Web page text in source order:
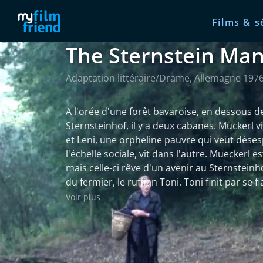
Films &
The Sternstein
Adaptation littéraire/Drame, Allemagne
A l'orée d'une forêt bavaroise, en dessous
Sternsteinhof, il y a deux cabanes. Muckerl
et Leni, une orpheline pauvre qui veut
l'échelle sociale, vit dans l'autre. Mueckerl
mais celle-ci rêve d'un avenir au
du fermier, le ruffian Toni. Toni finit par se
laisse tomber l'honnête Muckerl pour cette
de Toni ne veut pas qu'il épouse une
envoie son fils à l'armée pendant deux ans.
de Toni, épouse le fidèle Muckerl par peur
Toni revient, son père le marie à Sali contre
Voir plus
Plus d'informations